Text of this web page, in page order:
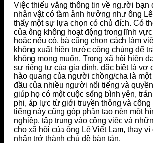
Việc thiếu vắng thông tin về người bạn
nhân vật có tầm ảnh hưởng như ông
thấy một sự lựa chọn có chủ đích. Có
của ông không hoạt động trong lĩnh
hoặc nếu có, bà cũng chọn cách làm
không xuất hiện trước công chúng để
không mong muốn. Trong xã hội hiện
sự riêng tư của gia đình, đặc biệt là vợ
hào quang của người chồng/cha là
đầu của nhiều người nổi tiếng và
giúp họ có một cuộc sống bình yên,
phi, áp lực từ giới truyền thông và công
tiếng này cũng góp phần tạo nên một
nghiệp, tập trung vào công việc và
cho xã hội của ông Lê Viết Lam, thay
nhân trở thành chủ đề bàn tán.